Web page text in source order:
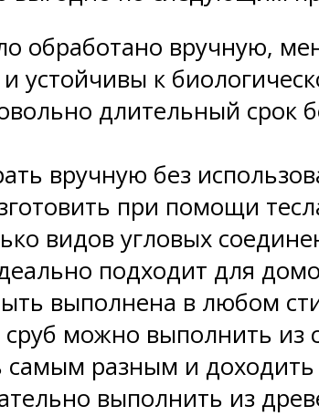
обработано вручную,
устойчивы к
длительный срок
вручную без
при помощи
видов угловых
подходит для
выполнена в любом
можно выполнить из
разным и доходить
выполнить из